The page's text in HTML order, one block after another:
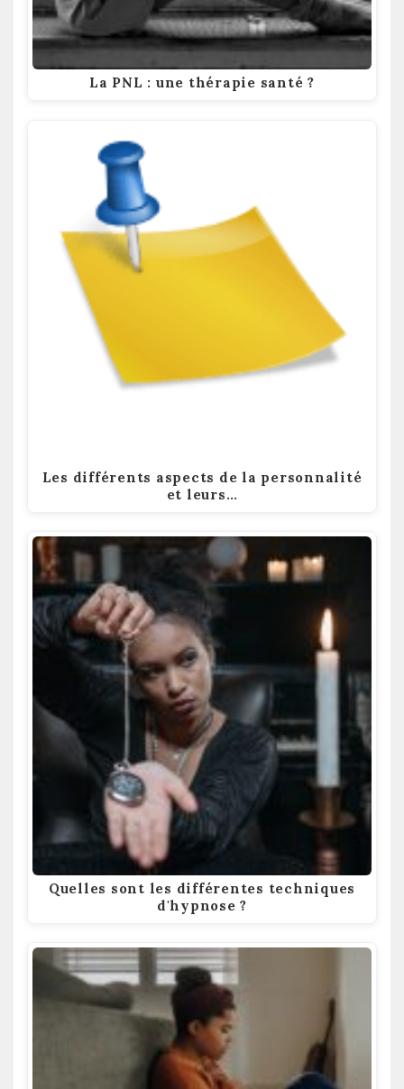
La PNL : une thérapie santé ?
Les différents aspects de la personnalité
et leurs…
Quelles sont les différentes techniques
d'hypnose ?